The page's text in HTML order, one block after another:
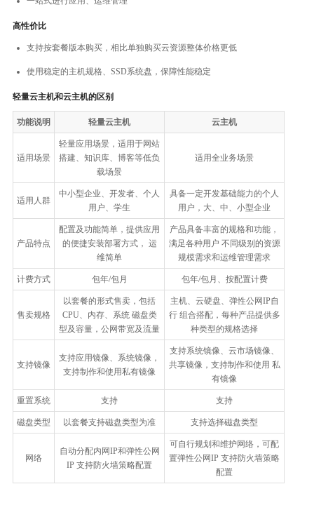
高性价比
支持按套餐版本购买，相比单独购买云资源整体价格更低
使用稳定的主机规格、SSD系统盘，保障性能稳定
轻量云主机和云主机的区别
功能说明 轻量云主机 云主机
适用场景
轻量应用场景，适用于网站
搭建、知识库、博客等低负
载场景
适用全业务场景
适用人群
中小型企业、开发者、个人
用户、学生
具备一定开发基础能力的个人
用户，大、中、小型企业
产品特点
配置及功能简单，提供应用
的便捷安装部署方式， 运
维简单
产品具备丰富的规格和功能，
满足各种用户 不同级别的资源
规模需求和运维管理需求
计费方式 包年/包月 包年/包月、按配置计费
售卖规格
以套餐的形式售卖，包括
CPU、内存、系统 磁盘类
型及容量，公网带宽及流量
主机、云硬盘、弹性公网IP自
行 组合搭配，每种产品提供多
种类型的规格选择
支持镜像
支持应用镜像、系统镜像，
支持制作和使用私有镜像
支持系统镜像、云市场镜像、
共享镜像，支持制作和使用 私
有镜像
重置系统 支持 支持
磁盘类型 以套餐支持磁盘类型为准 支持选择磁盘类型
网络
自动分配内网IP和弹性公网
IP 支持防火墙策略配置
可自行规划和维护网络，可配
置弹性公网IP 支持防火墙策略
配置